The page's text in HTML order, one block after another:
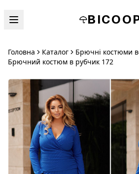
Головна Каталог
Брючні костюми
Брючний костюм в рубчик 172